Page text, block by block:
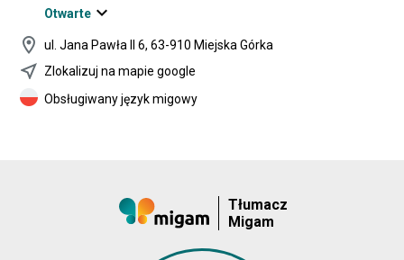
Otwarte expand_more
location_on
ul. Jana Pawła II 6, 63-910 Miejska Górka
near_me Zlokalizuj na mapie google
Obsługiwany język migowy
Tłumacz
Migam